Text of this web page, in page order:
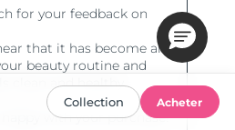
Collection Acheter